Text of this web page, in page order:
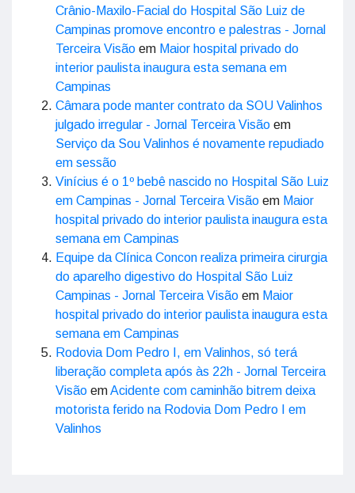
Crânio-Maxilo-Facial do Hospital São Luiz de
Campinas promove encontro e palestras - Jornal
Terceira Visão em Maior hospital privado do
interior paulista inaugura esta semana em
Campinas
Câmara pode manter contrato da SOU Valinhos
julgado irregular - Jornal Terceira Visão em
Serviço da Sou Valinhos é novamente repudiado
em sessão
Vinícius é o 1º bebê nascido no Hospital São Luiz
em Campinas - Jornal Terceira Visão em Maior
hospital privado do interior paulista inaugura esta
semana em Campinas
Equipe da Clínica Concon realiza primeira cirurgia
do aparelho digestivo do Hospital São Luiz
Campinas - Jornal Terceira Visão em Maior
hospital privado do interior paulista inaugura esta
semana em Campinas
Rodovia Dom Pedro I, em Valinhos, só terá
liberação completa após às 22h - Jornal Terceira
Visão emAcidente com caminhão bitrem deixa
motorista ferido na Rodovia Dom Pedro I em
Valinhos